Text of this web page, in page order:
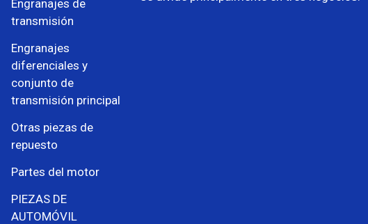
Engranajes de
transmisión
Engranajes
diferenciales y
conjunto de
transmisión principal
Otras piezas de
repuesto
Partes del motor
PIEZAS DE
AUTOMÓVIL